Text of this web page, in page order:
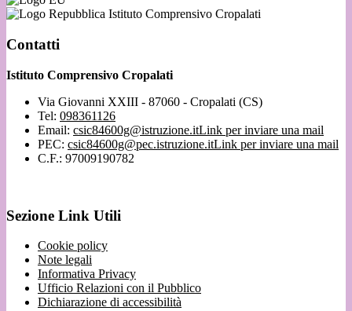
Istituto Comprensivo Cropalati
Contatti
Istituto Comprensivo Cropalati
Via Giovanni XXIII - 87060 - Cropalati (CS)
Tel: 098361126
Email: csic84600g@istruzione.itLink per inviare una mail
PEC: csic84600g@pec.istruzione.itLink per inviare una mail
C.F.: 97009190782
Sezione Link Utili
Cookie policy
Note legali
Informativa Privacy
Ufficio Relazioni con il Pubblico
Dichiarazione di accessibilità